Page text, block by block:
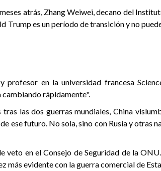
atrás, Zhang Weiwei, decano del
Trump es un período de transición y no
en la universidad francesa
cambiando rápidamente".
las dos guerras mundiales, China
futuro. No sola, sino con Rusia y otras
veto en el Consejo de Seguridad de la
más evidente con la guerra comercial de